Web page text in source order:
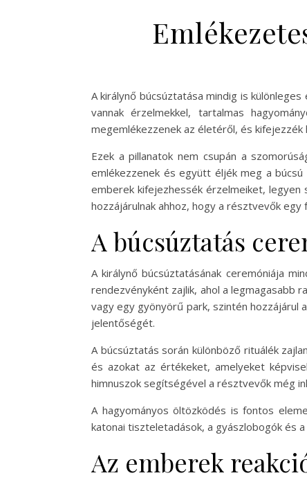
A királynő búcsúztatása mindig is
vannak érzelmekkel, tartalmas
megemlékezzenek az életéről, és
Ezek a pillanatok nem csupán a
emlékezzenek és együtt éljék meg a
emberek kifejezhessék érzelmeiket,
hozzájárulnak ahhoz, hogy a résztvevők
A búcsúztatás
A királynő búcsúztatásának ceremóniája
rendezvényként zajlik, ahol a legmagasabb
vagy egy gyönyörű park, szintén hozzájárul
jelentőségét.
A búcsúztatás során különböző rituálék
és azokat az értékeket, amelyeket
himnuszok segítségével a résztvevők még
A hagyományos öltözködés is fontos
katonai tiszteletadások, a gyászlobogók és
Az emberek